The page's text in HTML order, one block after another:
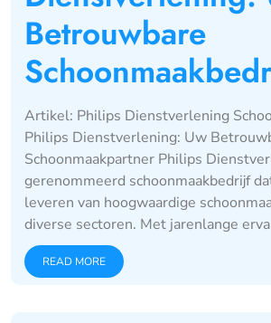
Betrouwbare
Artikel: Philips Dienstverlening
Philips Dienstverlening: Uw
Schoonmaakpartner Philips
gerenommeerd schoonmaakbedrijf
leveren van hoogwaardige
diverse sectoren. Met jarenlange
READ MORE